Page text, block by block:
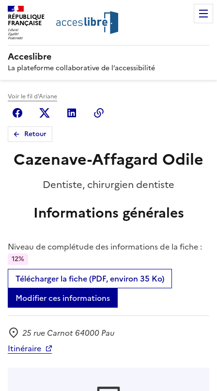
RÉPUBLIQUE
FRANÇAISE
Acceslibre
La plateforme collaborative de l’accessibilité
Voir le fil d'Ariane
FacebookX (anciennement Twitter)
Linkedin
Retour
Cazenave-Affagard Odile
Dentiste, chirurgien dentiste
Informations générales
Niveau de complétude des informations de la fiche :
12%
Télécharger la fiche (PDF, environ 35 Ko)
Modifier ces informations
Adresse
25 rue Carnot 64000 Pau
Itinéraire